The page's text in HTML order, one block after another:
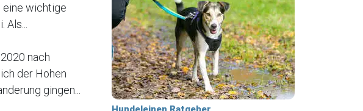
eine wichtige
nach
der Hohen
gingen...